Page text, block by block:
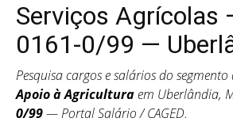
Serviços Agrícolas
0161-0/99 —
Pesquisa cargos e salários do
Apoio à Agriculturaem Uberlândia,
0/99— Portal Salário / CAGED.